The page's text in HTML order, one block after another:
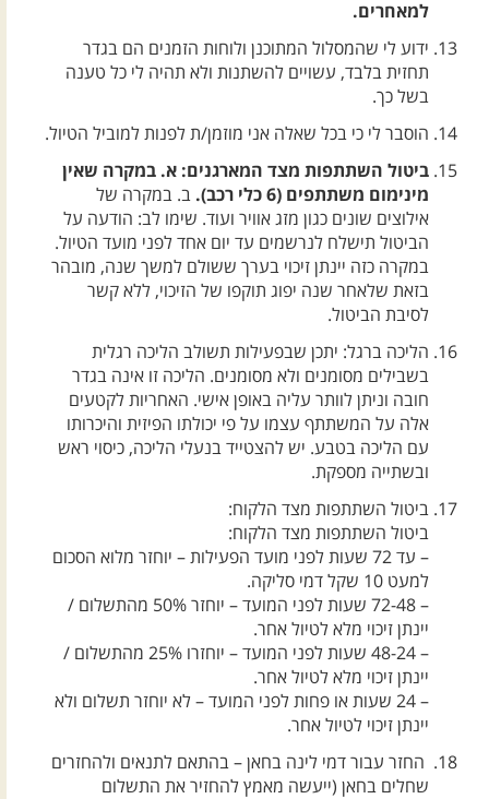
למאחרים.
ידוע לי שהמסלול המתוכנן ולוחות הזמנים הם בגדר
תחזית בלבד, עשויים להשתנות ולא תהיה לי כל טענה
בשל כך.
הוסבר לי כי בכל שאלה אני מוזמן/ת לפנות למוביל הטיול.
ביטול השתתפות מצד המארגנים: א. במקרה שאין
מינימום משתתפים (6 כלי רכב).
ב. במקרה של
אילוצים שונים כגון מזג אוויר ועוד. שימו לב: הודעה על
הביטול תישלח לנרשמים עד יום אחד לפני מועד הטיול.
במקרה כזה יינתן זיכוי בערך ששולם למשך שנה, מובהר
בזאת שלאחר שנה יפוג תוקפו של הזיכוי, ללא קשר
לסיבת הביטול.
הליכה ברגל: יתכן שבפעילות תשולב הליכה רגלית
בשבילים מסומנים ולא מסומנים. הליכה זו אינה בגדר
חובה וניתן לוותר עליה באופן אישי. האחריות לקטעים
אלה על המשתתף עצמו על פי יכולתו הפיזית והיכרותו
עם הליכה בטבע. יש להצטייד בנעלי הליכה, כיסוי ראש
ובשתייה מספקת.
ביטול השתתפות מצד הלקוח:
ביטול השתתפות מצד הלקוח:
– עד 72 שעות לפני מועד הפעילות – יוחזר מלוא הסכום
למעט 10 שקל דמי סליקה.
– 72-48 שעות לפני המועד – יוחזר 50% מהתשלום /
יינתן זיכוי מלא לטיול אחר.
– 48-24 שעות לפני המועד – יוחזרו 25% מהתשלום /
יינתן זיכוי מלא לטיול אחר.
– 24 שעות או פחות לפני המועד – לא יוחזר תשלום ולא
יינתן זיכוי לטיול אחר.
החזר עבור דמי לינה בחאן – בהתאם לתנאים ולהחזרים
שחלים בחאן (ייעשה מאמץ להחזיר את התשלום